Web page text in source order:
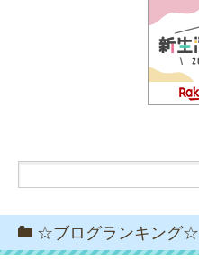
☆ブログランキング☆